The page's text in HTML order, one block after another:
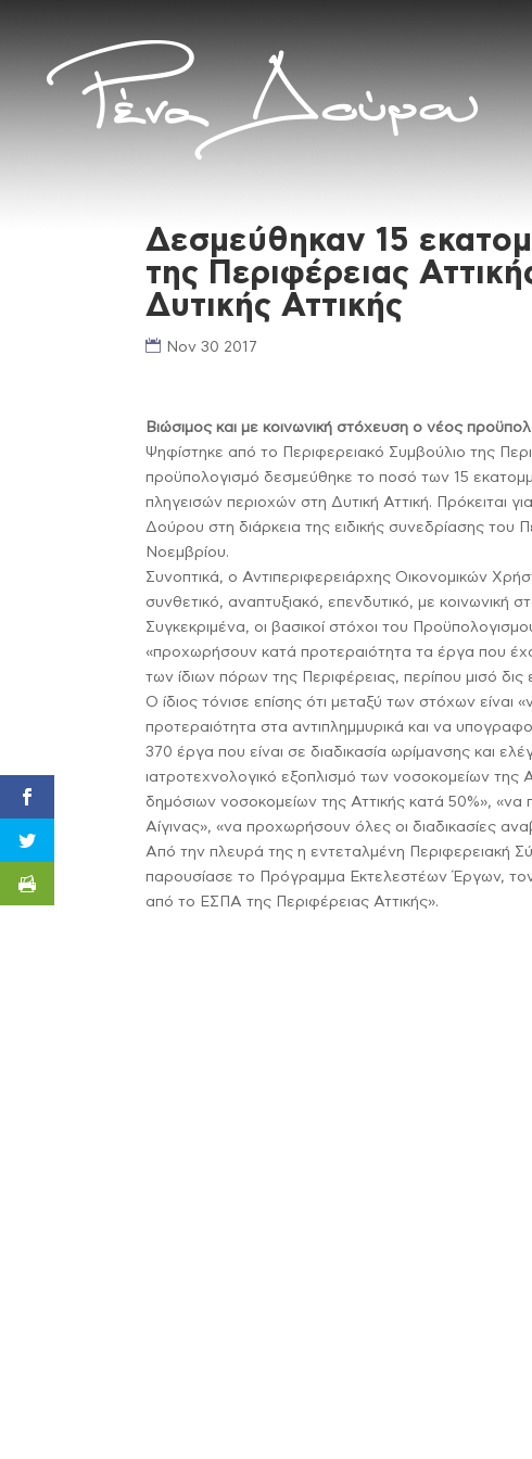
Δεσμεύθηκαν 15
της Περιφέρειας
Δυτικής Αττικής
Nov 30 2017
Βιώσιμος και με κοινωνική στόχευση ο νέος
Ψηφίστηκε από το Περιφερειακό Συμβούλιο της
προϋπολογισμό δεσμεύθηκε το ποσό των 15
πληγεισών περιοχών στη Δυτική Αττική. Πρόκειται
Δούρου στη διάρκεια της ειδικής συνεδρίασης του
Νοεμβρίου.
Συνοπτικά, ο Αντιπεριφερειάρχης Οικονομικών
συνθετικό, αναπτυξιακό, επενδυτικό, με κοινωνική
Συγκεκριμένα, οι βασικοί στόχοι του
«προχωρήσουν κατά προτεραιότητα τα έργα που
των ίδιων πόρων της Περιφέρειας, περίπου μισό
Ο ίδιος τόνισε επίσης ότι μεταξύ των στόχων
προτεραιότητα στα αντιπλημμυρικά και να
370 έργα που είναι σε διαδικασία ωρίμανσης και
ιατροτεχνολογικό εξοπλισμό των νοσοκομείων της
δημόσιων νοσοκομείων της Αττικής κατά 50%»,
Αίγινας», «να προχωρήσουν όλες οι διαδικασίες
Από την πλευρά της η εντεταλμένη Περιφερειακή
παρουσίασε το Πρόγραμμα Εκτελεστέων Έργων,
από το ΕΣΠΑ της Περιφέρειας Αττικής».